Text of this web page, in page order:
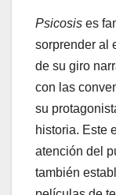
Psicosis es
sorprender al
de su giro
con las
su
historia. Este
atención del
también